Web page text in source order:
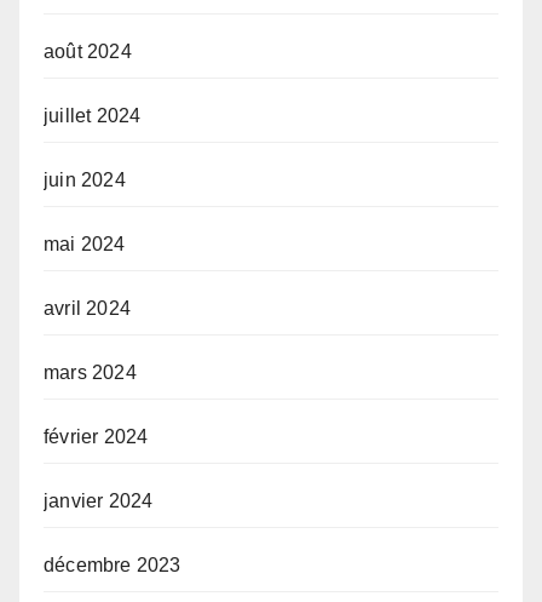
août 2024
juillet 2024
juin 2024
mai 2024
avril 2024
mars 2024
février 2024
janvier 2024
décembre 2023